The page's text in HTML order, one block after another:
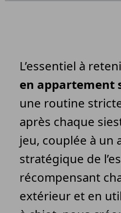
L’essentiel à
en appartement
une routine
après chaque
jeu, couplée à un
stratégique de
récompensant
extérieur et en